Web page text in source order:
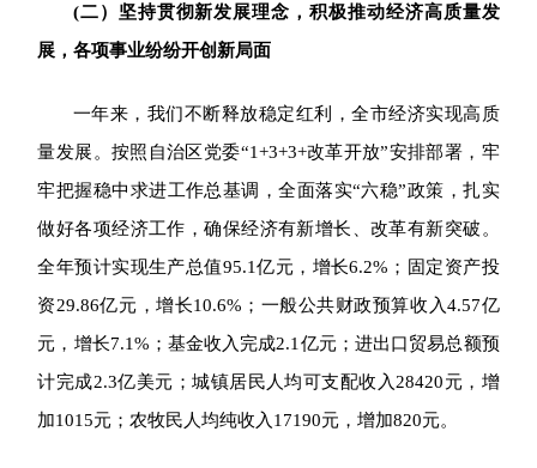
(二）坚持贯彻新发展理念，积极推动经济高质量发
展，各项事业纷纷开创新局面
一年来，我们不断释放稳定红利，全市经济实现高质
量发展。 按照自治区党委“1+3+3+改革开放”安排部署，牢
牢把握稳中求进工作总基调，全面落实“六稳”政策，扎实
做好各项经济工作，确保经济有新增长、改革有新突破。
全年预计实现生产总值95.1亿元，增长6.2%；固定资产投
资29.86亿元，增长10.6%；一般公共财政预算收入4.57亿
元，增长7.1%；基金收入完成2.1亿元；进出口贸易总额预
计完成2.3亿美元； 城镇居民人均可支配收入28420元，增
加1015元；农牧民人均纯收入17190元，增加820元。